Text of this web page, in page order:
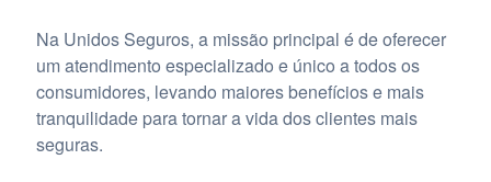
Na Unidos Seguros, a missão principal é de oferecer
um atendimento especializado e único a todos os
consumidores, levando maiores benefícios e mais
tranquilidade para tornar a vida dos clientes mais
seguras.